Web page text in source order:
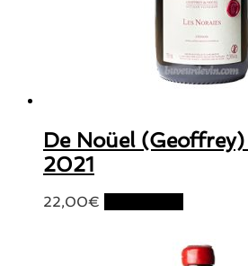
De Noüel
2021
22,00€